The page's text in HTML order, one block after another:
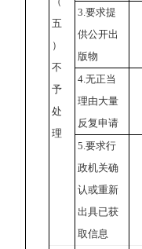
五
）
不
予
处
理
3.要求提
供公开出
版物
4.无正当
理由大量
反复申请
5.要求行
政机关确
认或重新
出具已获
取信息